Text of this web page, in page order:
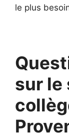
le plus
sur le